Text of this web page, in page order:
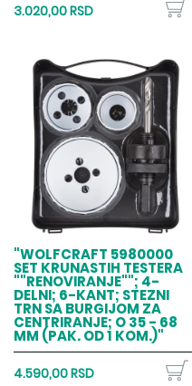
3.020,00 RSD
"WOLFCRAFT 5980000
SET KRUNASTIH TESTERA
""RENOVIRANJE""; 4-
DELNI; 6-KANT; STEZNI
TRN SA BURGIJOM ZA
CENTRIRANJE; O 35 - 68
MM (PAK. OD 1 KOM.)"
4.590,00 RSD